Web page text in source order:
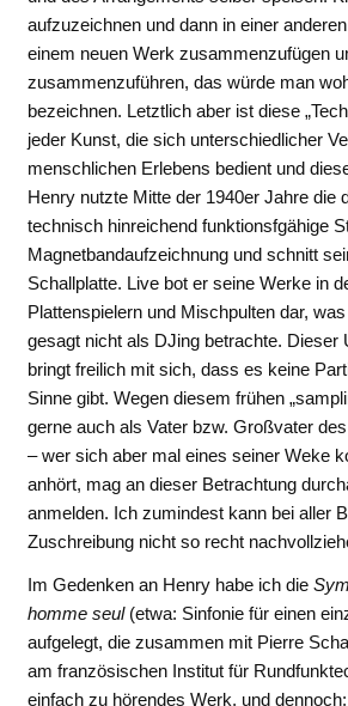
aufzuzeichnen und dann in einer
einem neuen Werk zusammenzufügen
zusammenzuführen, das würde man
bezeichnen. Letztlich aber ist diese
jeder Kunst, die sich unterschiedlicher
menschlichen Erlebens bedient und
Henry nutzte Mitte der 1940er Jahre die
technisch hinreichend funktionsfgähige
Magnetbandaufzeichnung und schnitt
Schallplatte. Live bot er seine Werke in
Plattenspielern und Mischpulten dar,
gesagt nicht als DJing betrachte. Dieser
bringt freilich mit sich, dass es keine
Sinne gibt. Wegen diesem frühen
gerne auch als Vater bzw. Großvater
– wer sich aber mal eines seiner Weke
anhört, mag an dieser Betrachtung
anmelden. Ich zumindest kann bei aller
Zuschreibung nicht so recht
Im Gedenken an Henry habe ich die
homme seul(etwa: Sinfonie für einen
aufgelegt, die zusammen mit Pierre
am französischen Institut für
einfach zu hörendes Werk, und